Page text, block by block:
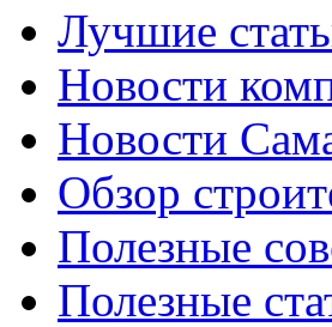
Лучшие
Новости
Новости
Обзор
Полезные
Полезные